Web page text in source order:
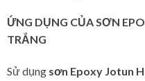
ỨNG DỤNG CỦASƠN
TRẮNG
Sử dụng sơn Epoxy Jotun